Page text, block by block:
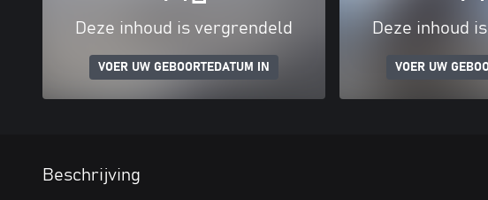
Deze inhoud is vergrendeld
VOER UW GEBOORTEDATUM IN
Deze inhoud
VOER UW
Beschrijving